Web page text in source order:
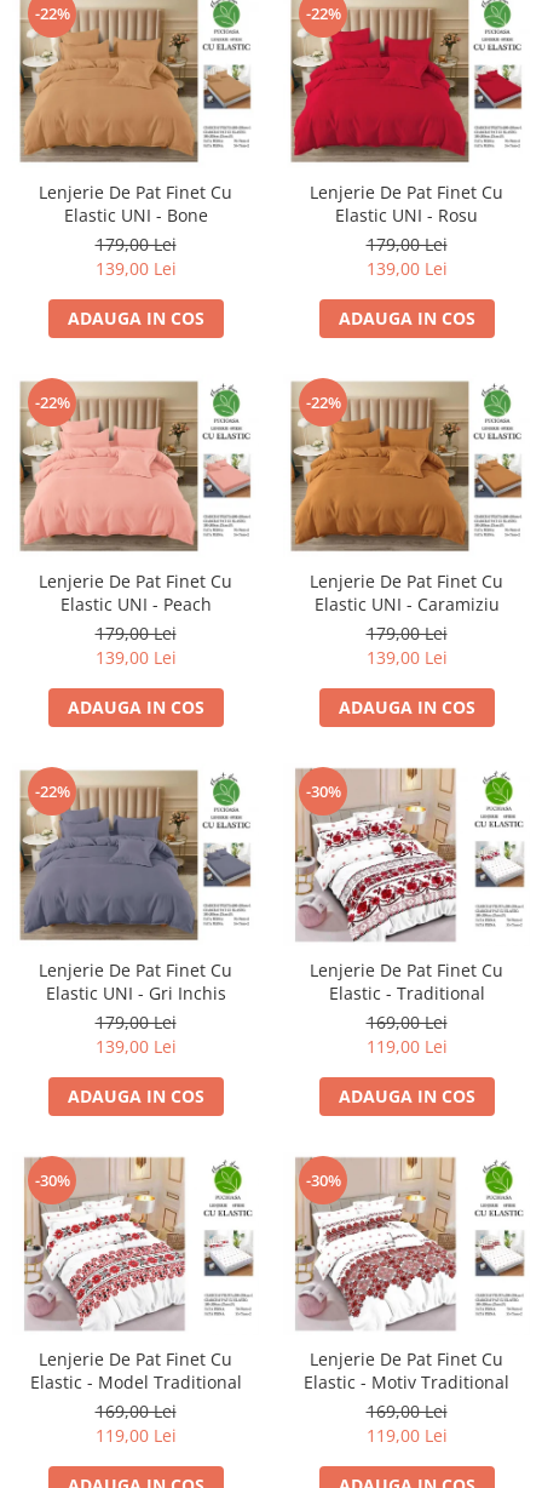
-22%
Lenjerie De Pat Finet Cu
Elastic UNI - Bone
179,00 Lei
139,00 Lei
ADAUGA IN COS
-22%
Lenjerie De Pat Finet Cu
Elastic UNI - Rosu
179,00 Lei
139,00 Lei
ADAUGA IN COS
-22%
Lenjerie De Pat Finet Cu
Elastic UNI - Peach
179,00 Lei
139,00 Lei
ADAUGA IN COS
-22%
Lenjerie De Pat Finet Cu
Elastic UNI - Caramiziu
179,00 Lei
139,00 Lei
ADAUGA IN COS
-22%
Lenjerie De Pat Finet Cu
Elastic UNI - Gri Inchis
179,00 Lei
139,00 Lei
ADAUGA IN COS
-30%
Lenjerie De Pat Finet Cu
Elastic - Traditional
169,00 Lei
119,00 Lei
ADAUGA IN COS
-30%
Lenjerie De Pat Finet Cu
Elastic - Model Traditional
169,00 Lei
119,00 Lei
-30%
Lenjerie De Pat Finet Cu
Elastic - Motiv Traditional
169,00 Lei
119,00 Lei